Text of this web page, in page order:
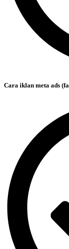
Cara iklan meta ads